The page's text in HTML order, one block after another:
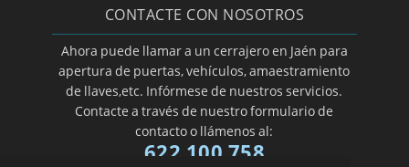
CONTACTE CON NOSOTROS
Ahora puede llamar a un cerrajero en Jaén para
apertura de puertas, vehículos, amaestramiento
de llaves,etc. Infórmese de nuestros servicios.
Contacte a través de nuestro formulario de
contacto o llámenos al:
622 100 758